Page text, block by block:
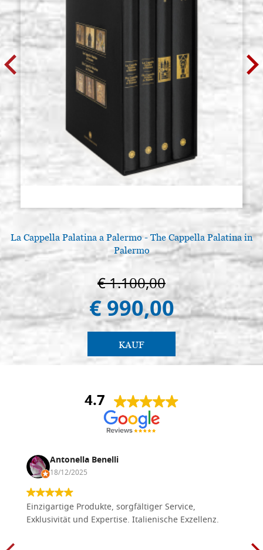
La Cappella Palatina a Palermo - The Cappella Palatina in
Palermo
€ 1.100,00
€ 990,00
KAUF
4.7
Antonella Benelli
18/12/2025
Einzigartige Produkte, sorgfältiger Service,
Exklusivität und Expertise. Italienische Exzellenz.